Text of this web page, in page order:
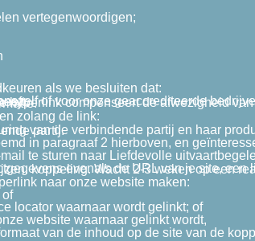
vertegenwoordigen;
als we besluiten dat:
of voor onze geaccrediteerde
hyperlink compenseert de afwezigheid
zolang de link:
van de verbindende partij en haar
partij.
in paragraaf 2 hierboven, en
te sturen naar Liefdevolle
wilt linken en een lijst met de URL’s op onze site waarnaar je wilt verwijzen. koppeling. Wacht 2-3 weken
naar onze website maken:
of
locator waarnaar wordt gelinkt; of
website waarnaar gelinkt wordt,
van de inhoud op de site van de